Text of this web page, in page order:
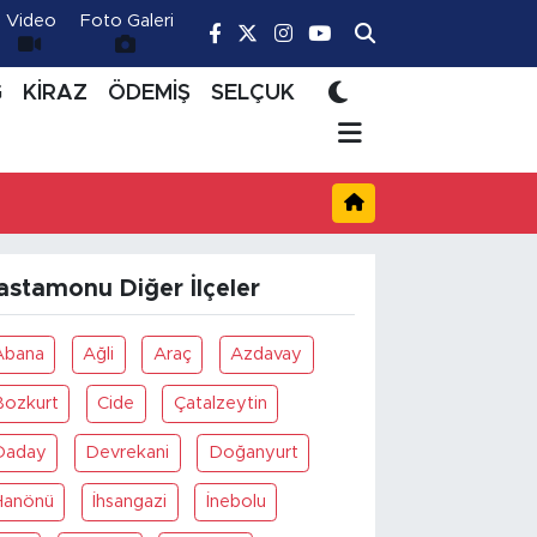
Video Foto Galeri
KİRAZ ÖDEMİŞ SELÇUK
Diğer İlçeler
Ağli Araç Azdavay
Cide Çatalzeytin
Devrekani Doğanyurt
İhsangazi İnebolu